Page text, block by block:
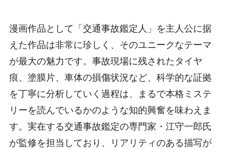
漫画作品として「交通事故鑑定人」を主人公に据
えた作品は非常に珍しく、そのユニークなテーマ
が最大の魅力です。事故現場に残されたタイヤ
痕、塗膜片、車体の損傷状況など、科学的な証拠
を丁寧に分析していく過程は、まるで本格ミステ
リーを読んでいるかのような知的興奮を味わえま
す。実在する交通事故鑑定の専門家・江守一郎氏
が監修を担当しており、リアリティのある描写が